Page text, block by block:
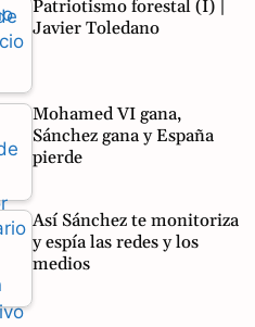
Patriotismo forestal (I) |
Javier Toledano
Mohamed VI gana,
Sánchez gana y España
pierde
Así Sánchez te monitoriza
y espía las redes y los
medios